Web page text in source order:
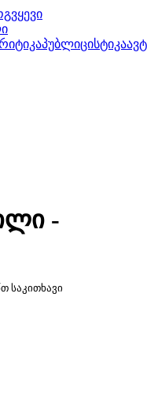
პუბლიცისტიკა
-
საკითხავი